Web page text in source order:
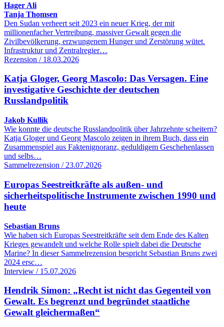
Hager Ali
Tanja Thomsen
Den Sudan verheert seit 2023 ein neuer Krieg, der mit
millionenfacher Vertreibung, massiver Gewalt gegen die
Zivilbevölkerung, erzwungenem Hunger und Zerstörung wütet.
Infrastruktur und Zentralregier…
Rezension / 18.03.2026
Katja Gloger, Georg Mascolo: Das Versagen. Eine
investigative Geschichte der deutschen
Russlandpolitik
Jakob Kullik
Wie konnte die deutsche Russlandpolitik über Jahrzehnte scheitern?
Katja Gloger und Georg Mascolo zeigen in ihrem Buch, dass ein
Zusammenspiel aus Faktenignoranz, geduldigem Geschehenlassen
und selbs…
Sammelrezension / 23.07.2026
Europas Seestreitkräfte als außen- und
sicherheitspolitische Instrumente zwischen 1990 und
heute
Sebastian Bruns
Wie haben sich Europas Seestreitkräfte seit dem Ende des Kalten
Krieges gewandelt und welche Rolle spielt dabei die Deutsche
Marine? In dieser Sammelrezension bespricht Sebastian Bruns zwei
2024 ersc…
Interview / 15.07.2026
Hendrik Simon: „Recht ist nicht das Gegenteil von
Gewalt. Es begrenzt und begründet staatliche
Gewalt gleichermaßen“